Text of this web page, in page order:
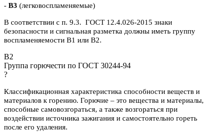
- В3 (легковоспламеняемые)
В соответствии с п. 9.3. ГОСТ 12.4.026-2015 знаки
безопасности и сигнальная разметка должны иметь группу
воспламеняемости В1 или В2.
B2
Группа горючести по ГОСТ 30244-94
?
Классификационная характеристика способности веществ и
материалов к горению. Горючие – это вещества и материалы,
способные самовозгораться, а также возгораться при
воздействии источника зажигания и самостоятельно гореть
после его удаления.